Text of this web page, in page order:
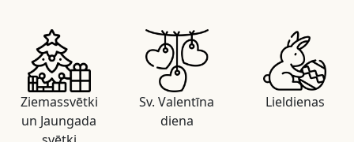
Ziemassvētki
un Jaungada
Sv. Valentīna
diena
Lieldienas